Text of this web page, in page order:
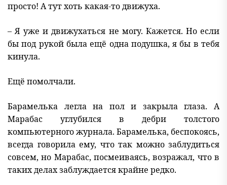
просто! А тут хоть какая-то движуха.
– Я уже и движухаться не могу. Кажется. Но если
бы под рукой была ещё одна подушка, я бы в тебя
кинула.
Ещё помолчали.
Барамелька легла на пол и закрыла глаза. А
Марабас углубился в дебри толстого
компьютерного журнала. Барамелька, беспокоясь,
всегда говорила ему, что так можно заблудиться
совсем, но Марабас, посмеиваясь, возражал, что в
таких делах заблуждается крайне редко.